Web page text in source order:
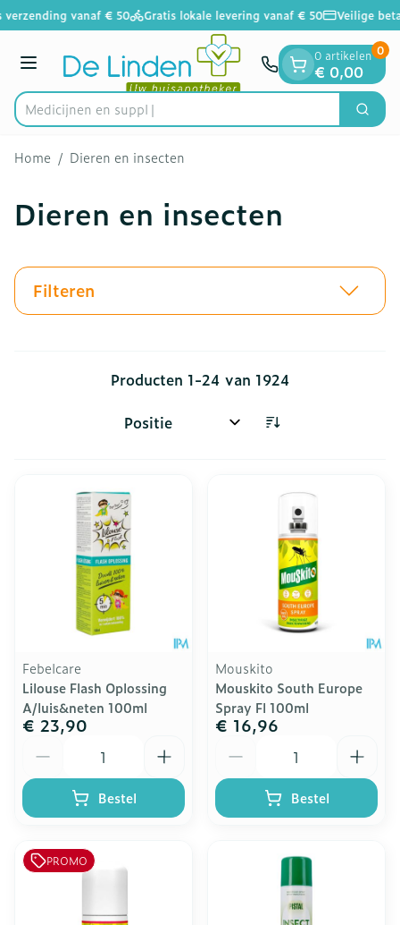
Ga naar de inhoud
1 van 1vanaf € 50 Gratis lokale levering vanaf € 50 Veilige
Menu
Product, merk, categorie... Zoek
0 artikelen
€ 0,00
0
Home / Dieren en insecten
Dieren en insecten
Filteren
Producten 1-24 van 1924
Sorteer op:
Febelcare
Lilouse Flash Oplossing
A/luis&neten 100ml
€ 23,90
Bestel
Mouskito
Mouskito South Europe
Spray Fl 100ml
€ 16,96
Bestel
PROMO